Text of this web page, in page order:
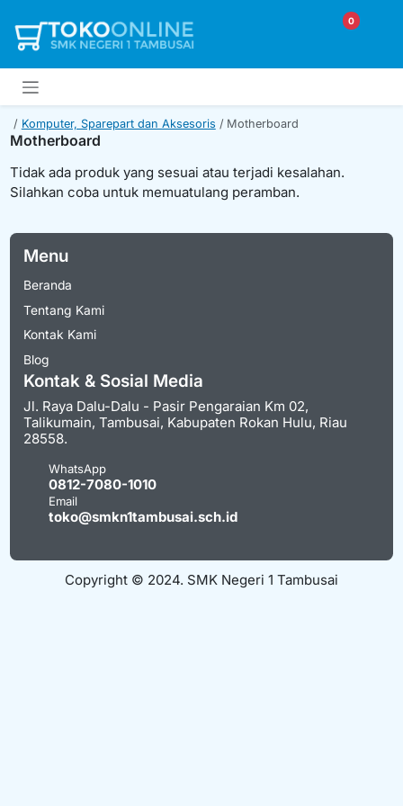
0
Komputer, Sparepart dan Aksesoris Motherboard
Motherboard
Tidak ada produk yang sesuai atau terjadi kesalahan.
Silahkan coba untuk memuatulang peramban.
Menu
Beranda
Tentang Kami
Kontak Kami
Blog
Kontak & Sosial Media
Jl. Raya Dalu-Dalu - Pasir Pengaraian Km 02,
Talikumain, Tambusai, Kabupaten Rokan Hulu, Riau
28558.
WhatsApp
0812-7080-1010
Email
toko@smkn1tambusai.sch.id
Copyright © 2024. SMK Negeri 1 Tambusai